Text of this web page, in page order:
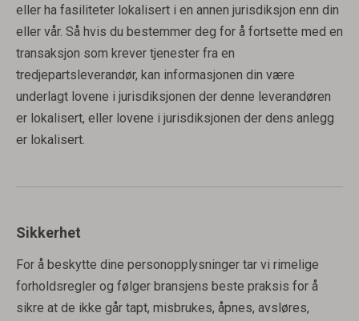
eller ha fasiliteter lokalisert i en annen jurisdiksjon enn din
eller vår. Så hvis du bestemmer deg for å fortsette med en
transaksjon som krever tjenester fra en
tredjepartsleverandør, kan informasjonen din være
underlagt lovene i jurisdiksjonen der denne leverandøren
er lokalisert, eller lovene i jurisdiksjonen der dens anlegg
er lokalisert.
Sikkerhet
For å beskytte dine personopplysninger tar vi rimelige
forholdsregler og følger bransjens beste praksis for å
sikre at de ikke går tapt, misbrukes, åpnes, avsløres,